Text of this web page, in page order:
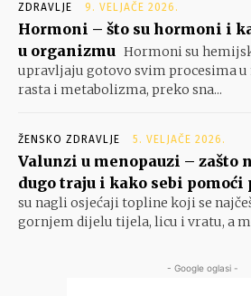
ZDRAVLJE 9. VELJAČE 2026.
Hormoni – što su hormoni i
u organizmu Hormoni su
upravljaju gotovo svim procesima
rasta i metabolizma, preko sna...
ŽENSKO ZDRAVLJE 5. VELJAČE 2026.
Valunzi u menopauzi – zašto
dugo traju i kako sebi
su nagli osjećaji topline koji se
gornjem dijelu tijela, licu i vratu, a
- Google oglasi -